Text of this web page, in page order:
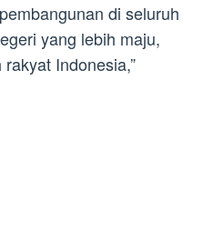
di seluruh
yang lebih maju,
Indonesia,”